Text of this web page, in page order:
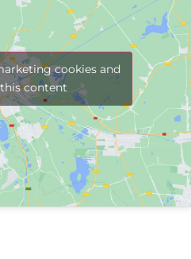
cookies and
content